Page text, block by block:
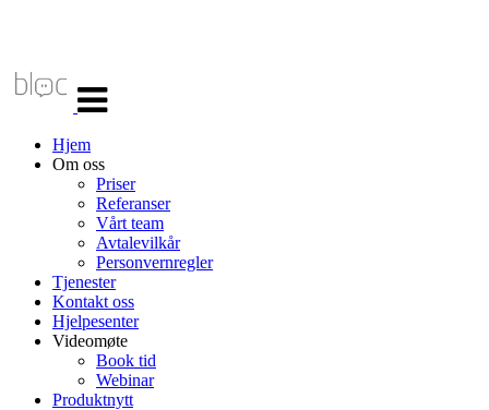
navigasjon
Hjem
Om oss
Priser
Referanser
Vårt team
Avtalevilkår
Personvernregler
Tjenester
Kontakt oss
Hjelpesenter
Videomøte
Book tid
Webinar
Produktnytt